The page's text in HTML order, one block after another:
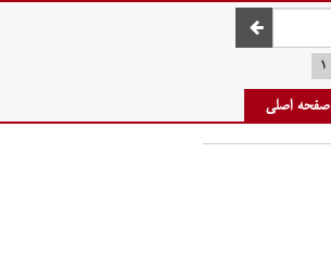
صفحه اصلی
۱
صفحه اصلی